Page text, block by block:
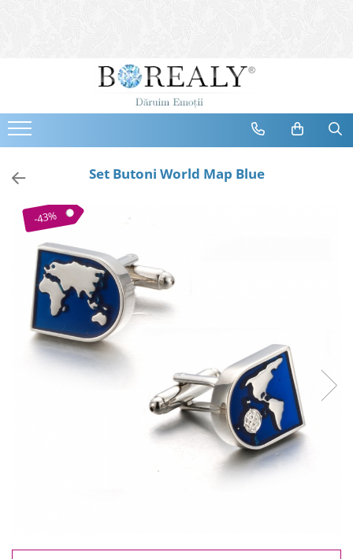
Bijuterii
Cercei
Bratari
Coliere
Brose
Tiare
Destinatari
Bijuterii Femei
Bijuterii Copii
Bijuterii Mirese
Selectii
Reduceri
300 Lei - 500 Lei
Set Butoni World Map Blue
-43%